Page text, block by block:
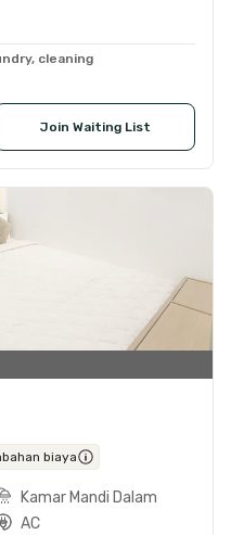
cleaning
Join Waiting List
biaya
Kamar Mandi Dalam
AC